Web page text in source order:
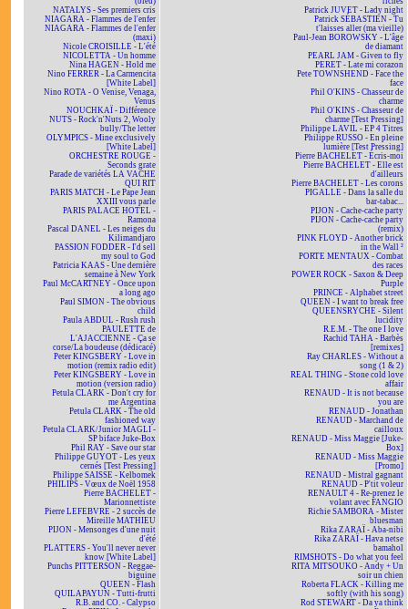
NATALYS - Ses premiers cris
NIAGARA - Flammes de l'enfer
NIAGARA - Flammes de l'enfer
(maxi)
Nicole CROISILLE - L'été
NICOLETTA - Un homme
Nina HAGEN - Hold me
Nino FERRER - La Carmencita
[White Label]
Nino ROTA - O Venise, Venaga,
Venus
NOUCHKAÏ - Différence
NUTS - Rock'n'Nuts 2, Wooly
bully/The letter
OLYMPICS - Mine exclusively
[White Label]
ORCHESTRE ROUGE -
Seconds grate
Parade de variétés LA VACHE
QUI RIT
PARIS MATCH - Le Pape Jean
XXIII vous parle
PARIS PALACE HOTEL -
Ramona
Pascal DANEL - Les neiges du
Kilimandjaro
PASSION FODDER - I'd sell
my soul to God
Patricia KAAS - Une dernière
semaine à New York
Paul McCARTNEY - Once upon
a long ago
Paul SIMON - The obvious
child
Paula ABDUL - Rush rush
PAULETTE de
L'AJACCIENNE - Ça se
corse/La boudeuse (dédicacé)
Peter KINGSBERY - Love in
motion (remix radio edit)
Peter KINGSBERY - Love in
motion (version radio)
Petula CLARK - Don't cry for
me Argentina
Petula CLARK - The old
fashioned way
Petula CLARK/Junior MAGLI -
SP biface Juke-Box
Phil RAY - Save our star
Philippe GUYOT - Les yeux
cernés [Test Pressing]
Philippe SAISSE - Kelbomek
PHILIPS - Vœux de Noël 1958
Pierre BACHELET -
Marionnettiste
Pierre LEFEBVRE - 2 succès de
Mireille MATHIEU
PIJON - Mensonges d'une nuit
d'été
PLATTERS - You'll never never
know [White Label]
Punchs PITTERSON - Reggae-
biguine
QUEEN - Flash
QUILAPAYUN - Tutti-frutti
R.B. and CO. - Calypso
Patrick JUVET - Lady night
Patrick SÉBASTIEN - Tu
t'laisses aller (ma vieille)
Paul-Jean BOROWSKY - L'âge
de diamant
PEARL JAM - Given to fly
PERET - Late mi corazon
Pete TOWNSHEND - Face the
face
Phil O'KINS - Chasseur de
charme
Phil O'KINS - Chasseur de
charme [Test Pressing]
Philippe LAVIL - EP 4 Titres
Philippe RUSSO - En pleine
lumière [Test Pressing]
Pierre BACHELET - Écris-moi
Pierre BACHELET - Elle est
d'ailleurs
Pierre BACHELET - Les corons
PIGALLE - Dans la salle du
bar-tabac...
PIJON - Cache-cache party
PIJON - Cache-cache party
(remix)
PINK FLOYD - Another brick
in the Wall ²
PORTE MENTAUX - Combat
des races
POWER ROCK - Saxon & Deep
Purple
PRINCE - Alphabet street
QUEEN - I want to break free
QUEENSRYCHE - Silent
lucidity
R.E.M. - The one I love
Rachid TAHA - Barbès
[remixes]
Ray CHARLES - Without a
song (1 & 2)
REAL THING - Stone cold love
affair
RENAUD - It is not because
you are
RENAUD - Jonathan
RENAUD - Marchand de
cailloux
RENAUD - Miss Maggie [Juke-
Box]
RENAUD - Miss Maggie
[Promo]
RENAUD - Mistral gagnant
RENAUD - P'tit voleur
RENAULT 4 - Re-prenez le
volant avec FANGIO
Richie SAMBORA - Mister
bluesman
Rika ZARAÏ - Aba-nibi
Rika ZARAÏ - Hava netse
bamahol
RIMSHOTS - Do what you feel
RITA MITSOUKO - Andy + Un
soir un chien
Roberta FLACK - Killing me
softly (with his song)
Rod STEWART - Da ya think